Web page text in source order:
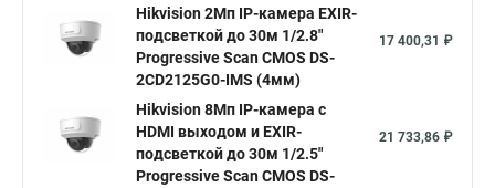
Нikvision микрофон Hikvision поворотная
Hikvision порты
Hikvision 2Мп IP-камера EXIR-
подсветкой до 30м 1/2.8"
Progressive Scan CMOS DS-
2CD2125G0-IMS (4мм)
17 400,31 ₽
Hikvision 8Мп IP-камера с
HDMI выходом и EXIR-
подсветкой до 30м 1/2.5"
Progressive Scan CMOS DS-
21 733,86 ₽